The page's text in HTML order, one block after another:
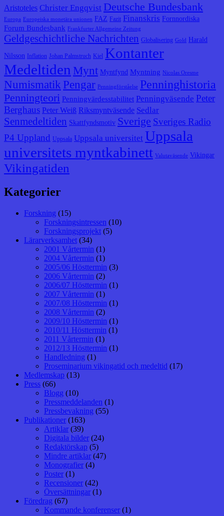
Aristoteles Christer Engqvist Deutsche Bundesbank
Europa Europeiska monetära unionen FAZ Fazit Finanskris Fornnordiska
Forum Bundesbank Frankfurter Allgemeine Zeitung
Geldgeschichtliche Nachrichten Globalisering Gold Harald
Nilsson Inflation Johan Palmstruch Kiel Kontanter
Medeltiden Mynt Myntfynd Myntning Nicolas Oresme
Numismatik Pengar Penningförståelse Penninghistoria
Penningteori Penningvärdesstabilitet Penningväsende Peter
Berghaus Peter Weiß Riksmyntväsende Sedlar
Senmedeltiden Skattfyndsmotiv Sverige Sveriges Radio
P4 Uppland Uppsala Uppsala universitet Uppsala
universitets myntkabinett Valutaväsende Vikingar
Vikingatiden
Kategorier
Forskning (15)
Forskningsintressen (10)
Forskningsprojekt (5)
Lärarverksamhet (34)
2001 Vårtermin (1)
2004 Vårtermin (1)
2005/06 Hösttermin (3)
2006 Vårtermin (2)
2006/07 Hösttermin (1)
2007 Vårtermin (1)
2007/08 Hösttermin (1)
2008 Vårtermin (2)
2009/10 Hösttermin (1)
2010/11 Hösttermin (1)
2011 Vårtermin (1)
2012/13 Hösttermin (1)
Handledning (1)
Proseminarium vikingatid och medeltid (17)
Medlemskap (13)
Press (66)
Blogg (10)
Pressmeddelanden (1)
Pressbevakning (55)
Publikationer (163)
Artiklar (39)
Digitala bilder (24)
Redaktörskap (5)
Mindre artiklar (47)
Monografier (4)
Poster (1)
Recensioner (42)
Översättningar (1)
Föredrag (67)
Kommande konferenser (1)